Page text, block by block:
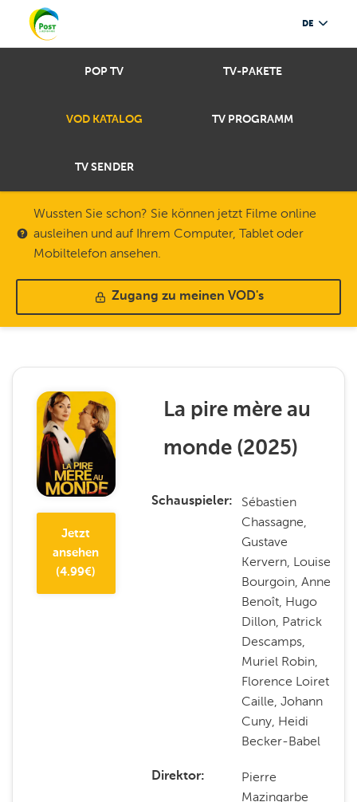
DE
POP TV TV-PAKETE
VOD KATALOG TV PROGRAMM
TV SENDER
Wussten Sie schon? Sie können jetzt Filme online
ausleihen und auf Ihrem Computer, Tablet oder
Mobiltelefon ansehen.
Zugang zu meinen VOD's
Jetzt
ansehen
(4.99€)
La pire mère au
monde (2025)
Schauspieler
Sébastien
Chassagne,
Gustave
Kervern, Louise
Bourgoin, Anne
Benoît, Hugo
Dillon, Patrick
Descamps,
Muriel Robin,
Florence Loiret
Caille, Johann
Cuny, Heidi
Becker-Babel
Direktor
Pierre
Mazingarbe